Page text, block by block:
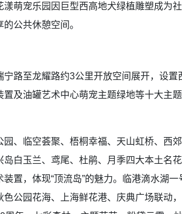
漾萌宠乐园因巨型西高地犬绿植雕塑成为
公共休憩空间。
宁路至龙耀路约3公里开放空间展开，设
置及油罐艺术中心萌宠主题绿地等十大主
园、临空荟聚、梧桐幸福、天山虹桥、西
岛白玉兰、鸢尾、杜鹃、月季四大本土名
置，体现“顶流岛”的魅力。临港滴水湖
色公园花海、上海鲜花港、庆典广场联动